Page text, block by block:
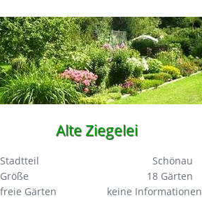
Alte Ziegelei
Stadtteil
Schönau
Größe
18 Gärten
freie Gärten
keine Informationen